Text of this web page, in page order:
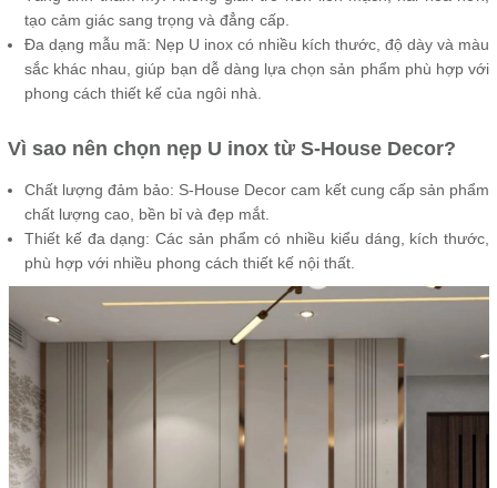
tạo cảm giác sang trọng và đẳng cấp.
Đa dạng mẫu mã: Nẹp U inox có nhiều kích thước, độ dày và màu
sắc khác nhau, giúp bạn dễ dàng lựa chọn sản phẩm phù hợp với
phong cách thiết kế của ngôi nhà.
Vì sao nên chọn nẹp U inox từ S-House Decor?
Chất lượng đảm bảo: S-House Decor cam kết cung cấp sản phẩm
chất lượng cao, bền bỉ và đẹp mắt.
Thiết kế đa dạng: Các sản phẩm có nhiều kiểu dáng, kích thước,
phù hợp với nhiều phong cách thiết kế nội thất.